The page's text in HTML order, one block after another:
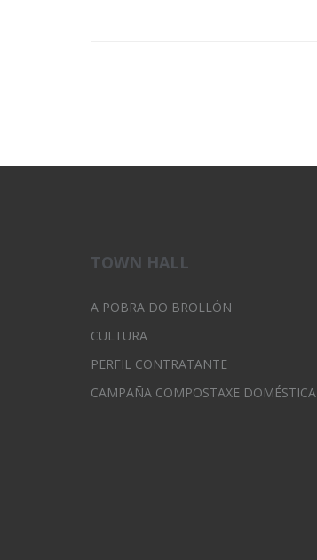
TOWN HALL
A POBRA DO BROLLÓN
CULTURA
PERFIL CONTRATANTE
CAMPAÑA COMPOSTAXE DOMÉSTICA